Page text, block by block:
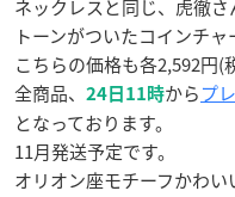
ネックレスと同じ、虎徹
トーンがついたコインチ
こちらの価格も各2,592円(
全商品、
24日11時からプ
となっております。
11月発送予定です。
オリオン座モチーフかわ